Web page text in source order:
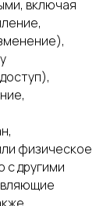
включая
физическое
с другими